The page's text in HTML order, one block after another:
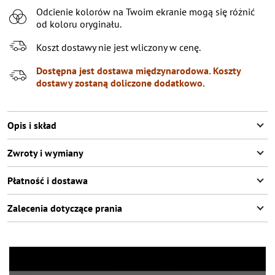
7-8 (122-128 СМ)
Odcienie kolorów na Twoim ekranie mogą się różnić
od koloru oryginału.
Koszt dostawy nie jest wliczony w cenę.
Dostępna jest dostawa międzynarodowa. Koszty
dostawy zostaną doliczone dodatkowo.
Opis i skład
Zwroty i wymiany
Płatność i dostawa
Zalecenia dotyczące prania